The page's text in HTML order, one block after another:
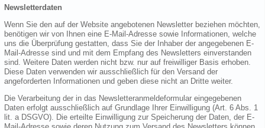
Newsletterdaten
Wenn Sie den auf der Website angebotenen Newsletter beziehen möchten,
benötigen wir von Ihnen eine E-Mail-Adresse sowie Informationen, welche
uns die Überprüfung gestatten, dass Sie der Inhaber der angegebenen E-
Mail-Adresse sind und mit dem Empfang des Newsletters einverstanden
sind. Weitere Daten werden nicht bzw. nur auf freiwilliger Basis erhoben.
Diese Daten verwenden wir ausschließlich für den Versand der
angeforderten Informationen und geben diese nicht an Dritte weiter.
Die Verarbeitung der in das Newsletteranmeldeformular eingegebenen
Daten erfolgt ausschließlich auf Grundlage Ihrer Einwilligung (Art. 6 Abs. 1
lit. a DSGVO). Die erteilte Einwilligung zur Speicherung der Daten, der E-